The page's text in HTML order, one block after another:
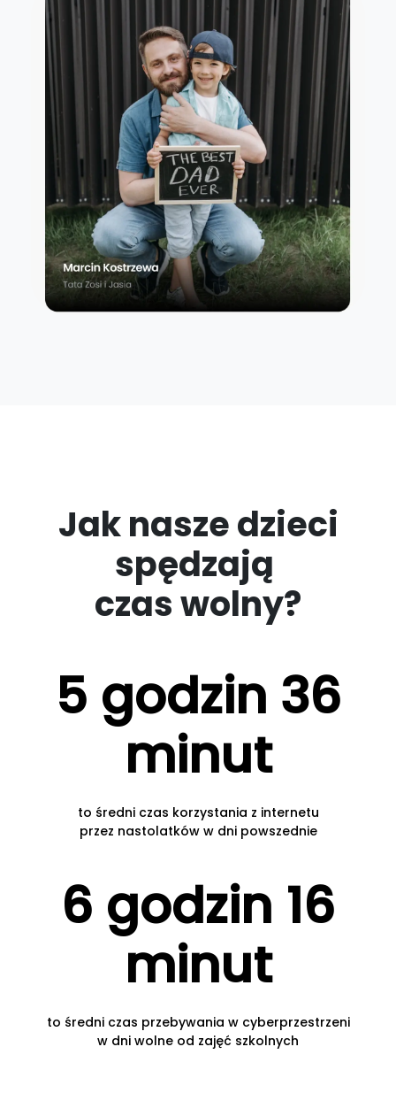
Jak nasze dzieci
spędzają
czas wolny?
5 godzin 36
minut
to średni czas korzystania z internetu
przez nastolatków w dni powszednie
6 godzin 16
minut
to średni czas przebywania w cyberprzestrzeni
w dni wolne od zajęć szkolnych